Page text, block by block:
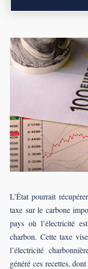
L’État pourrait
taxe sur le carbone
pays où l’électricité
charbon. Cette taxe
l’électricité
généré ces recettes,